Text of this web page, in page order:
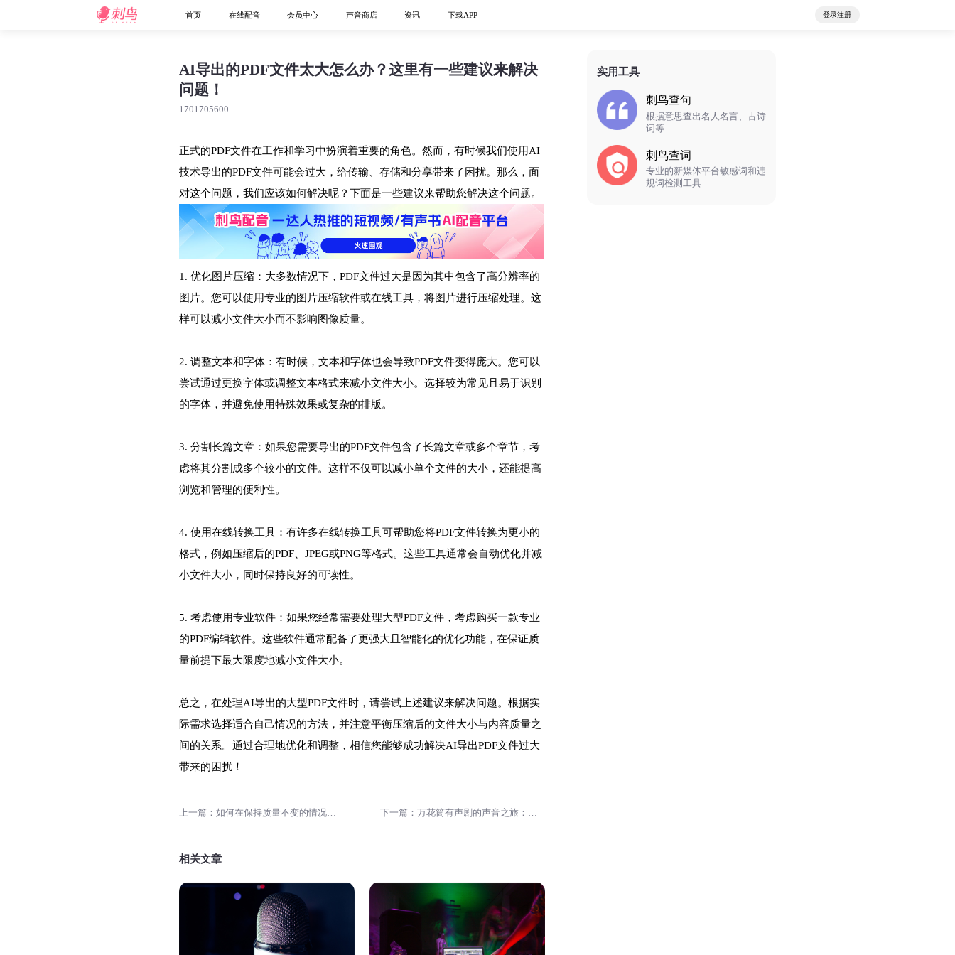
首页 在线配音 会员中心 声音商店 资讯 下载APP 登录注册
AI导出的PDF文件太大怎么办？这里有一些建议来解决
问题！
1701705600
正式的PDF文件在工作和学习中扮演着重要的角色。然而，有时候我们使用AI
技术导出的PDF文件可能会过大，给传输、存储和分享带来了困扰。那么，面
对这个问题，我们应该如何解决呢？下面是一些建议来帮助您解决这个问题。
1. 优化图片压缩：大多数情况下，PDF文件过大是因为其中包含了高分辨率的
图片。您可以使用专业的图片压缩软件或在线工具，将图片进行压缩处理。这
样可以减小文件大小而不影响图像质量。
2. 调整文本和字体：有时候，文本和字体也会导致PDF文件变得庞大。您可以
尝试通过更换字体或调整文本格式来减小文件大小。选择较为常见且易于识别
的字体，并避免使用特殊效果或复杂的排版。
3. 分割长篇文章：如果您需要导出的PDF文件包含了长篇文章或多个章节，考
虑将其分割成多个较小的文件。这样不仅可以减小单个文件的大小，还能提高
浏览和管理的便利性。
4. 使用在线转换工具：有许多在线转换工具可帮助您将PDF文件转换为更小的
格式，例如压缩后的PDF、JPEG或PNG等格式。这些工具通常会自动优化并减
小文件大小，同时保持良好的可读性。
5. 考虑使用专业软件：如果您经常需要处理大型PDF文件，考虑购买一款专业
的PDF编辑软件。这些软件通常配备了更强大且智能化的优化功能，在保证质
量前提下最大限度地减小文件大小。
总之，在处理AI导出的大型PDF文件时，请尝试上述建议来解决问题。根据实
际需求选择适合自己情况的方法，并注意平衡压缩后的文件大小与内容质量之
间的关系。通过合理地优化和调整，相信您能够成功解决AI导出PDF文件过大
带来的困扰！
上一篇：如何在保持质量不变的情况下降低AI导出的PDF文件大小？ 下一篇：万花筒有声剧的声音之旅：完整CV名单
相关文章
实用工具
刺鸟查句
根据意思查出名人名言、古诗
词等
刺鸟查词
专业的新媒体平台敏感词和违
规词检测工具